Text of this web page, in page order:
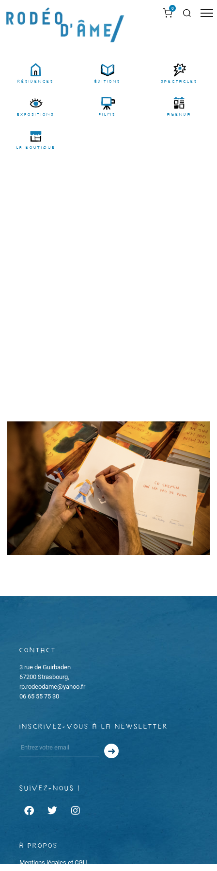
0
résidences Éditions Spectacles
EXPOSITIONS films agenda
LA BOUTIQUE
Contact
3 rue de Guirbaden
67200 Strasbourg,
rp.rodeodame@yahoo.fr
06 65 55 75 30
inscrivez-vous à la newsletter
suivez-nous !
À propos
Mentions légales et CGU